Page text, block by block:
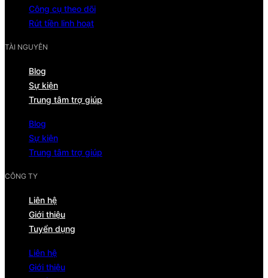
Công cụ theo dõi
Rút tiền linh hoạt
TÀI NGUYÊN
Blog
Sự kiện
Trung tâm trợ giúp
Blog
Sự kiện
Trung tâm trợ giúp
CÔNG TY
Liên hệ
Giới thiệu
Tuyển dụng
Liên hệ
Giới thiệu